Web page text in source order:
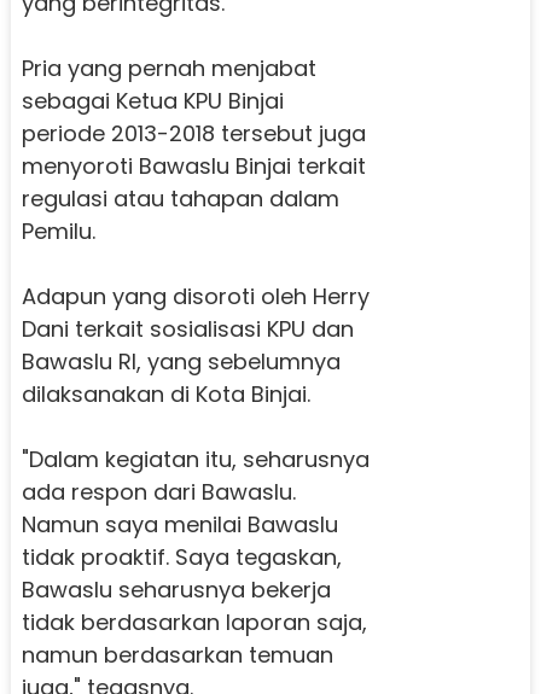
Pria yang pernah menjabat
sebagai Ketua KPU Binjai
periode 2013-2018 tersebut juga
menyoroti Bawaslu Binjai terkait
regulasi atau tahapan dalam
Pemilu.
Adapun yang disoroti oleh Herry
Dani terkait sosialisasi KPU dan
Bawaslu RI, yang sebelumnya
dilaksanakan di Kota Binjai.
"Dalam kegiatan itu, seharusnya
ada respon dari Bawaslu.
Namun saya menilai Bawaslu
tidak proaktif. Saya tegaskan,
Bawaslu seharusnya bekerja
tidak berdasarkan laporan saja,
namun berdasarkan temuan
juga," tegasnya.